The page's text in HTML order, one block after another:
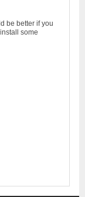
be better if you
some